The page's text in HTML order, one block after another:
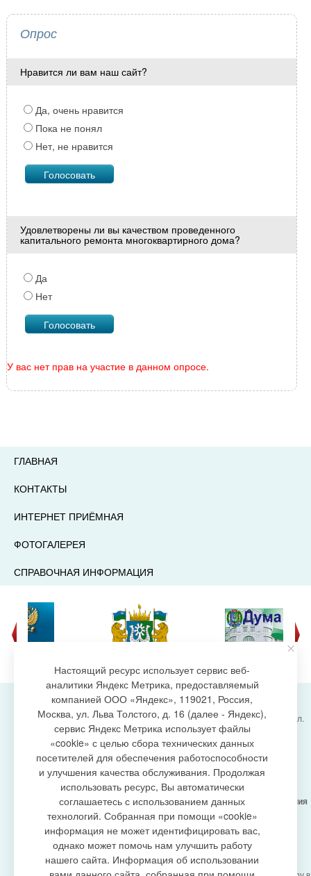
Опрос
Нравится ли вам наш сайт?
Да, очень нравится
Пока не понял
Нет, не нравится
Удовлетворены ли вы качеством проведенного
капитального ремонта многоквартирного дома?
Да
Нет
У вас нет прав на участие в данном опросе.
ГЛАВНАЯ
КОНТАКТЫ
ИНТЕРНЕТ ПРИЁМНАЯ
ФОТОГАЛЕРЕЯ
СПРАВОЧНАЯ ИНФОРМАЦИЯ
создание сайта
Администрация городского поселения Излучинск, ул.
Энергетиков, 6, пгт. Излучинск, Нижневартовский
район,
Ханты-Мансийский автономный округ-Югра
(Тюменская область), 628634
Сетевое изданиеhttps://www.gp-izluchinsk.ru
16+
Учредитель -Администрация городского поселения
Излучинск
Главный редактор - Бурич Денис Ярославович
Телефон/факс: (3466) 28-13-77 , e-mail:
admizl@rambler.ru
Сетевое изданиеhttps://www.gp-izluchinsk.ru
Настоящий ресурс использует сервис веб-
аналитики Яндекс Метрика, предоставляемый
компанией ООО «Яндекс», 119021, Россия,
Москва, ул. Льва Толстого, д. 16 (далее - Яндекс),
сервис Яндекс Метрика использует файлы
«cookie» с целью сбора технических данных
посетителей для обеспечения работоспособности
и улучшения качества обслуживания. Продолжая
использовать ресурс, Вы автоматически
соглашаетесь с использованием данных
технологий. Собранная при помощи «cookie»
информация не может идентифицировать вас,
однако может помочь нам улучшить работу
нашего сайта. Информация об использовании